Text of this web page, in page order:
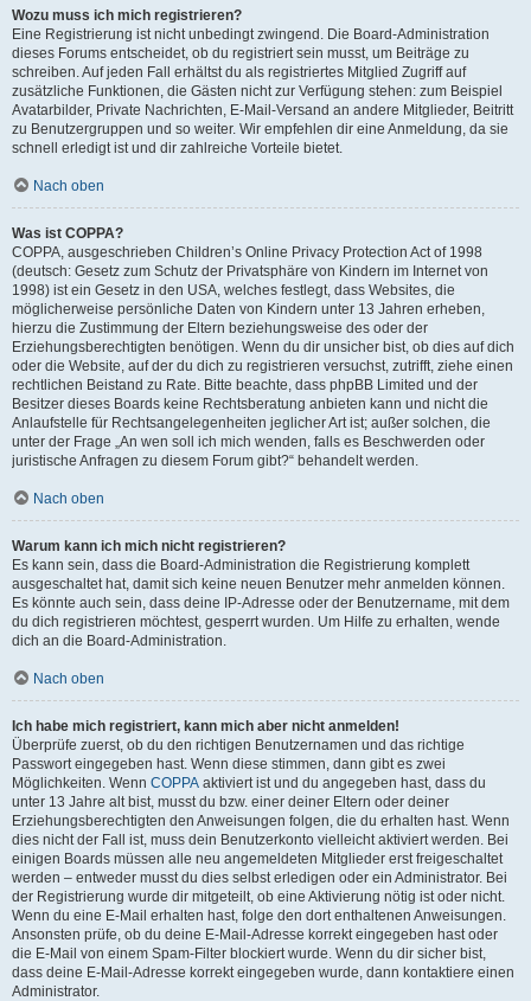
Wozu muss ich mich registrieren?
Eine Registrierung ist nicht unbedingt zwingend. Die Board-Administration
dieses Forums entscheidet, ob du registriert sein musst, um Beiträge zu
schreiben. Auf jeden Fall erhältst du als registriertes Mitglied Zugriff auf
zusätzliche Funktionen, die Gästen nicht zur Verfügung stehen: zum Beispiel
Avatarbilder, Private Nachrichten, E-Mail-Versand an andere Mitglieder, Beitritt
zu Benutzergruppen und so weiter. Wir empfehlen dir eine Anmeldung, da sie
schnell erledigt ist und dir zahlreiche Vorteile bietet.
Nach oben
Was ist COPPA?
COPPA, ausgeschrieben Children’s Online Privacy Protection Act of 1998
(deutsch: Gesetz zum Schutz der Privatsphäre von Kindern im Internet von
1998) ist ein Gesetz in den USA, welches festlegt, dass Websites, die
möglicherweise persönliche Daten von Kindern unter 13 Jahren erheben,
hierzu die Zustimmung der Eltern beziehungsweise des oder der
Erziehungsberechtigten benötigen. Wenn du dir unsicher bist, ob dies auf dich
oder die Website, auf der du dich zu registrieren versuchst, zutrifft, ziehe einen
rechtlichen Beistand zu Rate. Bitte beachte, dass phpBB Limited und der
Besitzer dieses Boards keine Rechtsberatung anbieten kann und nicht die
Anlaufstelle für Rechtsangelegenheiten jeglicher Art ist; außer solchen, die
unter der Frage „An wen soll ich mich wenden, falls es Beschwerden oder
juristische Anfragen zu diesem Forum gibt?“ behandelt werden.
Nach oben
Warum kann ich mich nicht registrieren?
Es kann sein, dass die Board-Administration die Registrierung komplett
ausgeschaltet hat, damit sich keine neuen Benutzer mehr anmelden können.
Es könnte auch sein, dass deine IP-Adresse oder der Benutzername, mit dem
du dich registrieren möchtest, gesperrt wurden. Um Hilfe zu erhalten, wende
dich an die Board-Administration.
Nach oben
Ich habe mich registriert, kann mich aber nicht anmelden!
Überprüfe zuerst, ob du den richtigen Benutzernamen und das richtige
Passwort eingegeben hast. Wenn diese stimmen, dann gibt es zwei
Möglichkeiten. Wenn COPPA aktiviert ist und du angegeben hast, dass du
unter 13 Jahre alt bist, musst du bzw. einer deiner Eltern oder deiner
Erziehungsberechtigten den Anweisungen folgen, die du erhalten hast. Wenn
dies nicht der Fall ist, muss dein Benutzerkonto vielleicht aktiviert werden. Bei
einigen Boards müssen alle neu angemeldeten Mitglieder erst freigeschaltet
werden – entweder musst du dies selbst erledigen oder ein Administrator. Bei
der Registrierung wurde dir mitgeteilt, ob eine Aktivierung nötig ist oder nicht.
Wenn du eine E-Mail erhalten hast, folge den dort enthaltenen Anweisungen.
Ansonsten prüfe, ob du deine E-Mail-Adresse korrekt eingegeben hast oder
die E-Mail von einem Spam-Filter blockiert wurde. Wenn du dir sicher bist,
dass deine E-Mail-Adresse korrekt eingegeben wurde, dann kontaktiere einen
Administrator.